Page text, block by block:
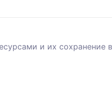
и их сохранение